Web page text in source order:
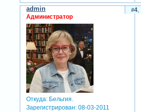
4
admin
Администратор
Откуда: Бельгия.
Зарегистрирован: 08-03-2011